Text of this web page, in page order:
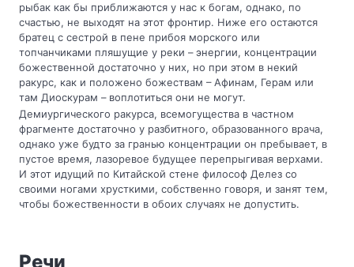
рыбак как бы приближаются у нас к богам, однако, по
счастью, не выходят на этот фронтир. Ниже его остаются
братец с сестрой в пене прибоя морского или
топчанчиками пляшущие у реки – энергии, концентрации
божественной достаточно у них, но при этом в некий
ракурс, как и положено божествам – Афинам, Герам или
там Диоскурам – воплотиться они не могут.
Демиургического ракурса, всемогущества в частном
фрагменте достаточно у разбитного, образованного врача,
однако уже будто за гранью концентрации он пребывает, в
пустое время, лазоревое будущее перепрыгивая верхами.
И этот идущий по Китайской стене философ Делез со
своими ногами хрусткими, собственно говоря, и занят тем,
чтобы божественности в обоих случаях не допустить.
Речи